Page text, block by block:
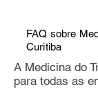
FAQ sobre
Curitiba
A Medicina do
para todas as